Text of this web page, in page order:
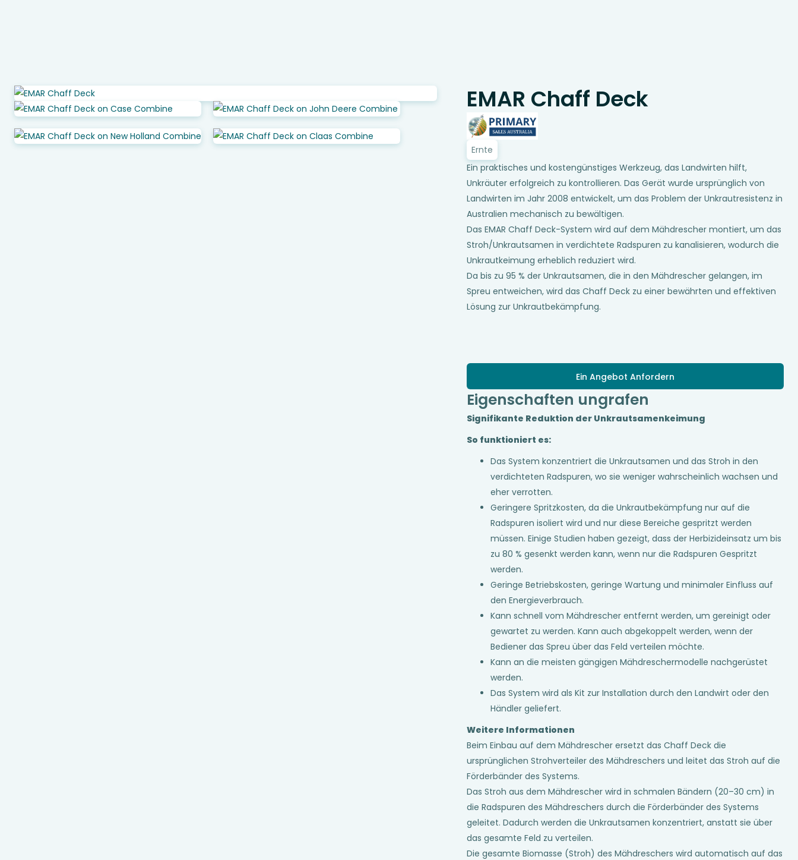
EMAR Chaff Deck
Ernte
Ein praktisches und kostengünstiges Werkzeug, das Landwirten hilft,
Unkräuter erfolgreich zu kontrollieren. Das Gerät wurde ursprünglich von
Landwirten im Jahr 2008 entwickelt, um das Problem der Unkrautresistenz in
Australien mechanisch zu bewältigen.
Das EMAR Chaff Deck-System wird auf dem Mähdrescher montiert, um das
Stroh/Unkrautsamen in verdichtete Radspuren zu kanalisieren, wodurch die
Unkrautkeimung erheblich reduziert wird.
Da bis zu 95 % der Unkrautsamen, die in den Mähdrescher gelangen, im
Spreu entweichen, wird das Chaff Deck zu einer bewährten und effektiven
Lösung zur Unkrautbekämpfung.
Ein Angebot Anfordern
Eigenschaften ungrafen
Signifikante Reduktion der Unkrautsamenkeimung
So funktioniert es:
Das System konzentriert die Unkrautsamen und das Stroh in den
verdichteten Radspuren, wo sie weniger wahrscheinlich wachsen und
eher verrotten.
Geringere Spritzkosten, da die Unkrautbekämpfung nur auf die
Radspuren isoliert wird und nur diese Bereiche gespritzt werden
müssen. Einige Studien haben gezeigt, dass der Herbizideinsatz um bis
zu 80 % gesenkt werden kann, wenn nur die Radspuren Gespritzt
werden.
Geringe Betriebskosten, geringe Wartung und minimaler Einfluss auf
den Energieverbrauch.
Kann schnell vom Mähdrescher entfernt werden, um gereinigt oder
gewartet zu werden. Kann auch abgekoppelt werden, wenn der
Bediener das Spreu über das Feld verteilen möchte.
Kann an die meisten gängigen Mähdreschermodelle nachgerüstet
werden.
Das System wird als Kit zur Installation durch den Landwirt oder den
Händler geliefert.
Weitere Informationen
Beim Einbau auf dem Mähdrescher ersetzt das Chaff Deck die
ursprünglichen Strohverteiler des Mähdreschers und leitet das Stroh auf die
Förderbänder des Systems.
Das Stroh aus dem Mähdrescher wird in schmalen Bändern (20–30 cm) in
die Radspuren des Mähdreschers durch die Förderbänder des Systems
geleitet. Dadurch werden die Unkrautsamen konzentriert, anstatt sie über
das gesamte Feld zu verteilen.
Die gesamte Biomasse (Stroh) des Mähdreschers wird automatisch auf das